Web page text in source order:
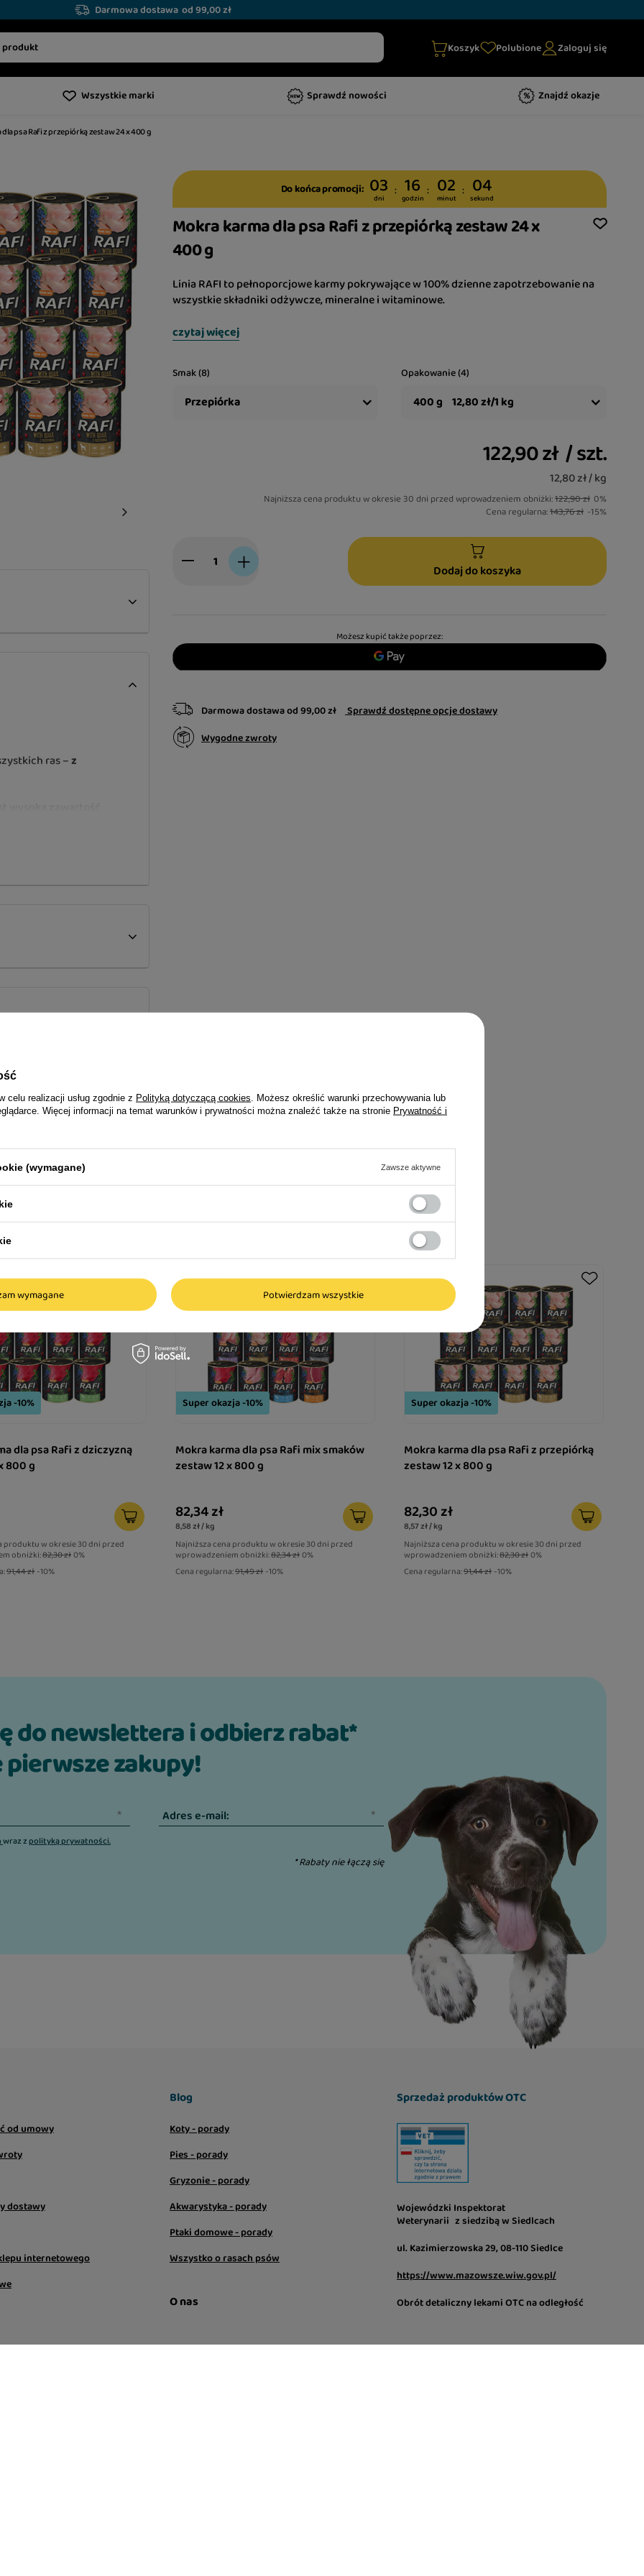
Darmowa dostawa od 99,00 zł
Koszyk Polubione Zaloguj się
Wszystkie marki Sprawdź nowości Znajdź okazje
psa Rafi z przepiórką zestaw 24 x 400 g
Mokra karma dla psa Rafi z przepiórką zestaw 24 x
400 g
Linia RAFI to pełnoporcjowe karmy pokrywające w 100% dzienne zapotrzebowanie na
wszystkie składniki odżywcze, mineralne i witaminowe.
czytaj więcej
Smak (8)
Przepiórka
Opakowanie (4)
400 g 12,80 zł/1 kg
122,90 zł /szt.
12,80 zł / kg
Najniższa cena produktu w okresie 30 dni przed wprowadzeniem obniżki:122,90 zł 0%
Cena regularna:143,76 zł -15%
Do końca promocji:
dni
03 godzin
16 minut
02 sekund
03
Dodaj do koszyka
Możesz kupić także poprzez:
Darmowa dostawaod99,00 zł Sprawdź dostępne opcje dostawy
Wygodne zwroty
ras –z
i cystyna). Mięso
soków
szereg witamin i
czyli
n-3 i n-6, witaminy
o właściwościach
wpływają na
właściwościach
a dodatkowo
czworonoga
-10%
dla psa Rafi z dziczyzną
800 g
produktu w okresie 30 dni przed
obniżki:82,30 zł0%
91,44 zł -10%
Super okazja -10%
Mokra karma dla psa Rafi mix smaków
zestaw 12 x 800 g
82,34 zł
8,58 zł / kg
Najniższa cena produktu w okresie 30 dni przed
wprowadzeniem obniżki:82,34 zł0%
Cena regularna:91,49 zł -10%
Super okazja -10%
Mokra karma dla psa Rafi z przepiórką
zestaw 12 x 800 g
82,30 zł
8,57 zł / kg
Najniższa cena produktu w okresie 30 dni przed
wprowadzeniem obniżki:82,30 zł0%
Cena regularna:91,44 zł -10%
do newslettera i odbierz rabat*
pierwsze zakupy!
Adres e-mail:
wraz zpolityką prywatności.
* Rabaty nie łączą się
od umowy
dostawy
internetowego
Blog
Koty - porady
Pies - porady
Gryzonie - porady
Akwarystyka - porady
Ptaki domowe - porady
Wszystko o rasach psów
O nas
Sprzedaż produktów OTC
Wojewódzki Inspektorat
Weterynarii z siedzibą w Siedlcach
ul. Kazimierzowska 29, 08-110 Siedlce
https://www.mazowsze.wiw.gov.pl/
Obrót detaliczny lekami OTC na odległość
celu realizacji usług zgodnie z Polityką dotyczącą cookies . Możesz określić warunki przechowywania lub
Więcej informacji na temat warunków i prywatności można znaleźć także na stronie Prywatność i
(wymagane) Zawsze aktywne
wymagane Potwierdzam wszystkie